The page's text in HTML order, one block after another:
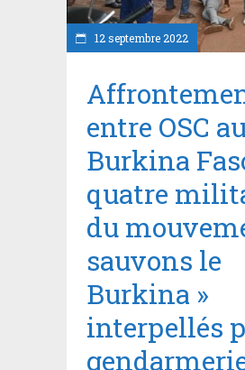
12 septembre 2022
entre OSC
Burkina
quatre
du
sauvons le
Burkina »
interpellés